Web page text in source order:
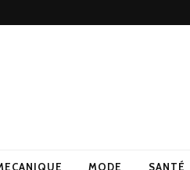
MODE SANTÉ